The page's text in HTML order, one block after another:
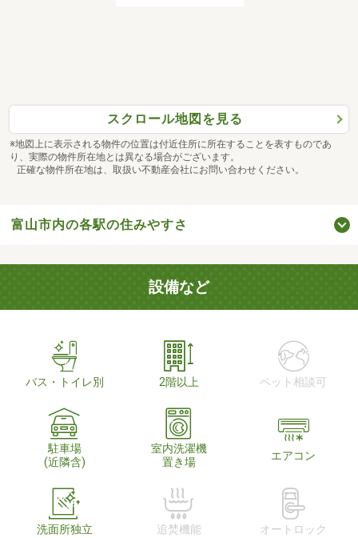
スクロール地図を見る
※地図上に表示される物件の位置は付近住所に所在することを表すものであ
り、実際の物件所在地とは異なる場合がございます。
正確な物件所在地は、取扱い不動産会社にお問い合わせください。
富山市内の各駅の住みやすさ
設備など
バス・トイレ別 2階以上 ペット相談可
駐車場
(近隣含)
室内洗濯機
置き場
エアコン
洗面所独立 追焚機能 オートロック